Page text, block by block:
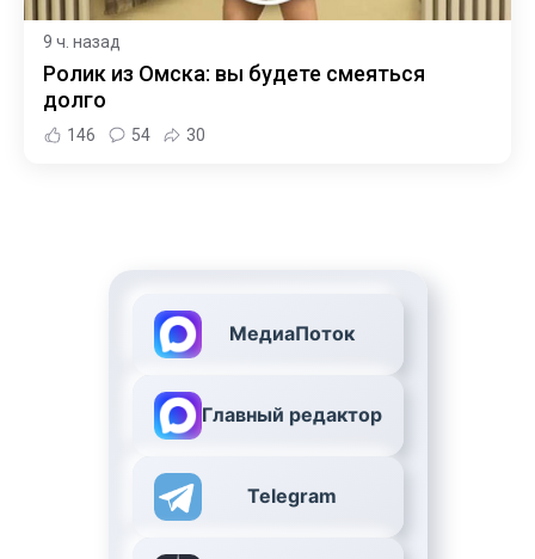
9 ч. назад
Ролик из Омска: вы будете смеяться
долго
146 54 30
МедиаПоток
Главный редактор
Telegram